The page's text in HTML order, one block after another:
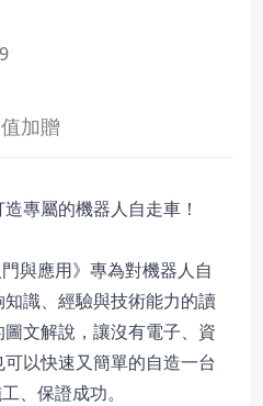
加贈
專屬的機器人自走車！
與應用》專為對機器人自
識、經驗與技術能力的讀
文解說，讓沒有電子、資
以快速又簡單的自造一台
、保證成功。